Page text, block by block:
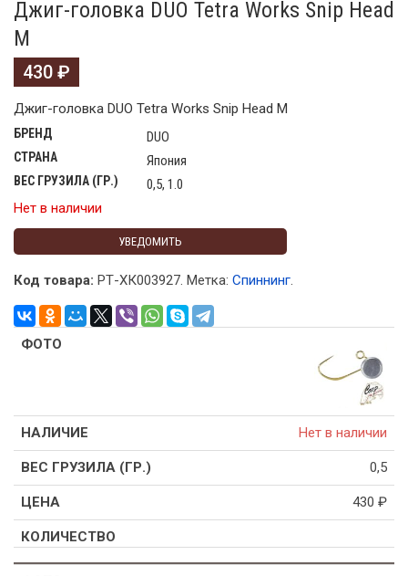
Джиг-головка DUO Tetra Works Snip Head
M
430 ₽
Джиг-головка DUO Tetra Works Snip Head M
БРЕНД DUO
СТРАНА Япония
ВЕС ГРУЗИЛА (ГР.)
0,5, 1.0
Нет в наличии
УВЕДОМИТЬ
Код товара: РТ-ХК003927. Метка: Спиннинг.
Нет в наличии
0,5
430 ₽